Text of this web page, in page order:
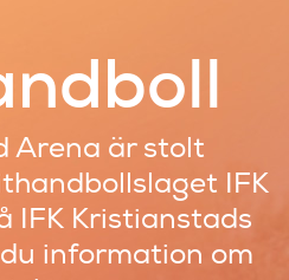
Arena är stolt
IFK
IFK Kristianstads
information om